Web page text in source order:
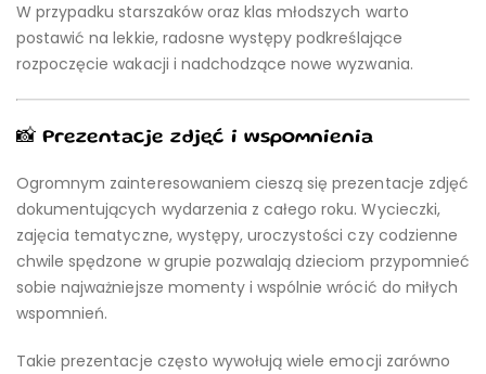
W przypadku starszaków oraz klas młodszych warto
postawić na lekkie, radosne występy podkreślające
rozpoczęcie wakacji i nadchodzące nowe wyzwania.
📸 Prezentacje zdjęć i wspomnienia
Ogromnym zainteresowaniem cieszą się prezentacje zdjęć
dokumentujących wydarzenia z całego roku. Wycieczki,
zajęcia tematyczne, występy, uroczystości czy codzienne
chwile spędzone w grupie pozwalają dzieciom przypomnieć
sobie najważniejsze momenty i wspólnie wrócić do miłych
wspomnień.
Takie prezentacje często wywołują wiele emocji zarówno